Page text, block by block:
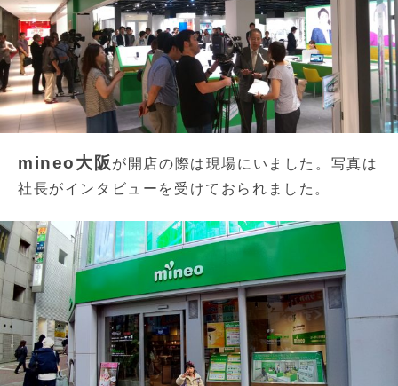
mineo大阪 が開店の際は現場にいました。写真は
社長がインタビューを受けておられました。